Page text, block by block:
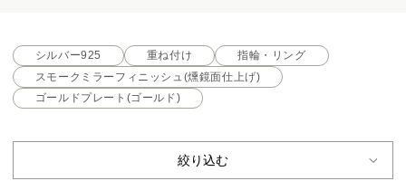
シルバー925 重ね付け
指輪・リング
スモークミラーフィニッシュ(燻鏡面仕上げ)
ゴールドプレート(ゴールド)
絞り込む